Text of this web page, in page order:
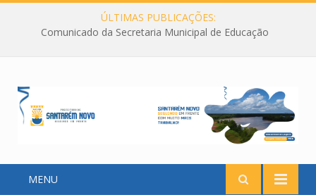
ÚLTIMAS PUBLICAÇÕES:
Comunicado da Secretaria Municipal de Educação
MENU